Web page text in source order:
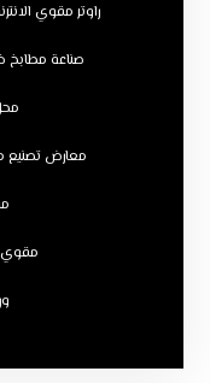
راوتر مقوي
صناعة
معارض
مقوي